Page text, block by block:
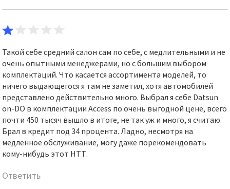
Такой себе средний салон сам по себе, с медлительными и не
очень опытными менеджерами, но с большим выбором
комплектаций. Что касается ассортимента моделей, то
ничего выдающегося я там не заметил, хотя автомобилей
представлено действительно много. Выбрал я себе Datsun
on-DO в комплектации Access по очень выгодной цене, всего
почти 450 тысяч вышло в итоге, не так уж и много, я считаю.
Брал в кредит под 34 процента. Ладно, несмотря на
медленное обслуживание, могу даже порекомендовать
кому-нибудь этот НТТ.
Ответить